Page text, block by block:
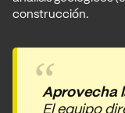
construcción.
Aprovecha
El equipo